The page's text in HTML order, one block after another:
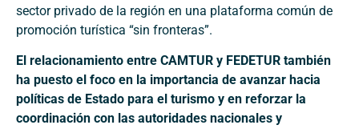
sector privado de la región en una plataforma común de
promoción turística “sin fronteras”.
El relacionamiento entre CAMTUR y FEDETUR también
ha puesto el foco en la importancia de avanzar hacia
políticas de Estado para el turismo y en reforzar la
coordinación con las autoridades nacionales y